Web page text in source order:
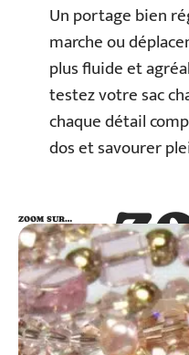
Un portage bien
marche ou
plus fluide et
testez votre sac
chaque détail
dos et savourer
ZOOM SUR…